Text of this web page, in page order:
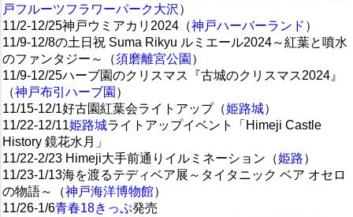
戸フルーツフラワーパーク大沢 ）
11/2-12/25神戸ウミアカリ2024（神戸ハーバーランド ）
11/9-12/8の土日祝 Suma Rikyu ルミエール2024～紅葉と噴水
のファンタジー～（須磨離宮公園 ）
11/9-12/25ハーブ園のクリスマス『古城のクリスマス2024』
（神戸布引ハーブ園 ）
11/15-12/1好古園紅葉会ライトアップ（姫路城）
11/22-12/11姫路城ライトアップイベント「Himeji Castle
History 鏡花水月」
11/22-2/23 Himeji大手前通りイルミネーション（姫路）
11/23-1/13海を渡るテディベア展～タイタニック ベア オセロ
の物語～（神戸海洋博物館）
11/26-1/6青春18きっぷ発売